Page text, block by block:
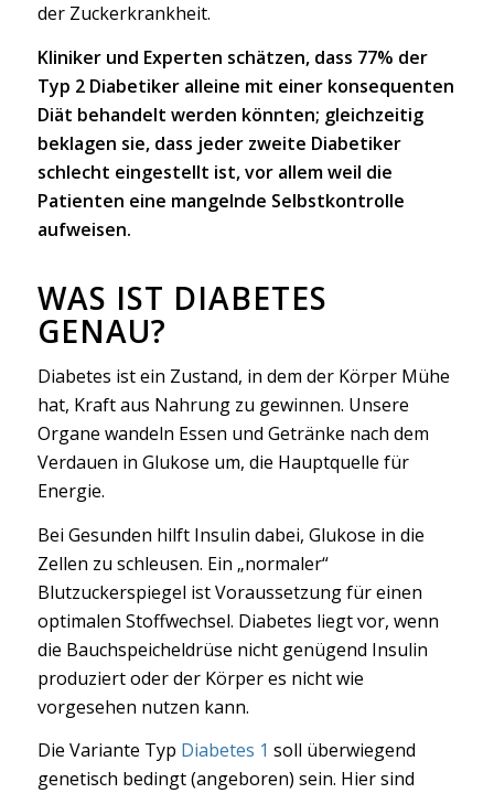
der Zuckerkrankheit.
Kliniker und Experten schätzen, dass 77% der
Typ 2 Diabetiker alleine mit einer konsequenten
Diät behandelt werden könnten; gleichzeitig
beklagen sie, dass jeder zweite Diabetiker
schlecht eingestellt ist, vor allem weil die
Patienten eine mangelnde Selbstkontrolle
aufweisen.
WAS IST DIABETES
GENAU?
Diabetes ist ein Zustand, in dem der Körper Mühe
hat, Kraft aus Nahrung zu gewinnen. Unsere
Organe wandeln Essen und Getränke nach dem
Verdauen in Glukose um, die Hauptquelle für
Energie.
Bei Gesunden hilft Insulin dabei, Glukose in die
Zellen zu schleusen. Ein „normaler“
Blutzuckerspiegel ist Voraussetzung für einen
optimalen Stoffwechsel. Diabetes liegt vor, wenn
die Bauchspeicheldrüse nicht genügend Insulin
produziert oder der Körper es nicht wie
vorgesehen nutzen kann.
Die Variante Typ Diabetes 1 soll überwiegend
genetisch bedingt (angeboren) sein. Hier sind